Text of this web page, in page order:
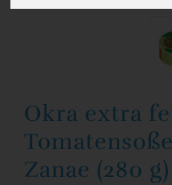
Okra extra
Tomatensoße
Zanae (280 g)